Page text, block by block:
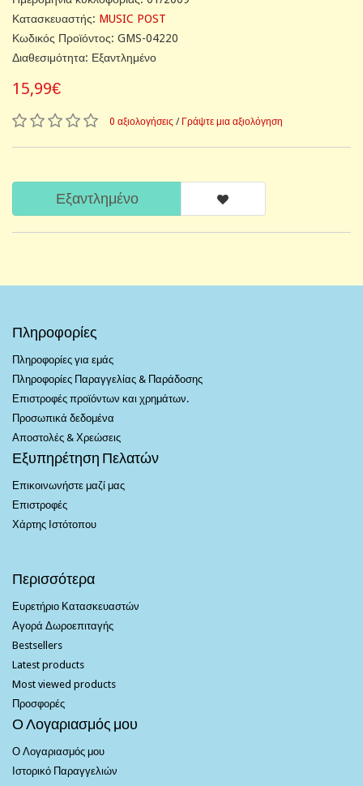
Κατασκευαστής: MUSIC POST
Κωδικός Προϊόντος: GMS-04220
Διαθεσιμότητα: Εξαντλημένο
15,99€
0 αξιολογήσεις / Γράψτε μια αξιολόγηση
Εξαντλημένο
Πληροφορίες
Πληροφορίες για εμάς
Πληροφορίες Παραγγελίας & Παράδοσης
Επιστροφές προϊόντων και χρημάτων.
Προσωπικά δεδομένα
Αποστολές & Χρεώσεις
Εξυπηρέτηση Πελατών
Επικοινωνήστε μαζί μας
Επιστροφές
Χάρτης Ιστότοπου
Περισσότερα
Ευρετήριο Κατασκευαστών
Αγορά Δωροεπιταγής
Bestsellers
Latest products
Most viewed products
Προσφορές
Ο Λογαριασμός μου
Ο Λογαριασμός μου
Ιστορικό Παραγγελιών